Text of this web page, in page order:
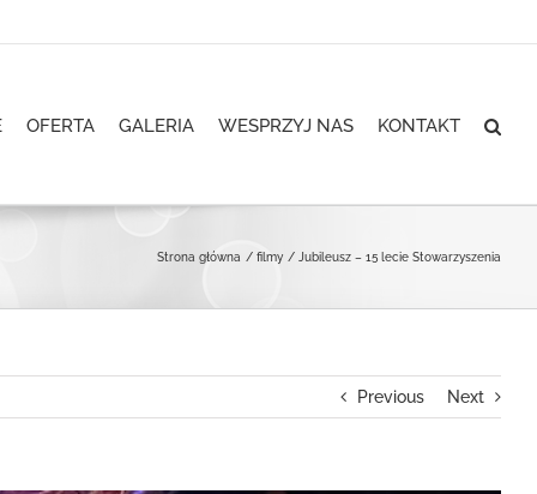
OFERTA GALERIA WESPRZYJ NAS KONTAKT
Strona główna filmy Jubileusz – 15 lecie Stowarzyszenia
Previous Next